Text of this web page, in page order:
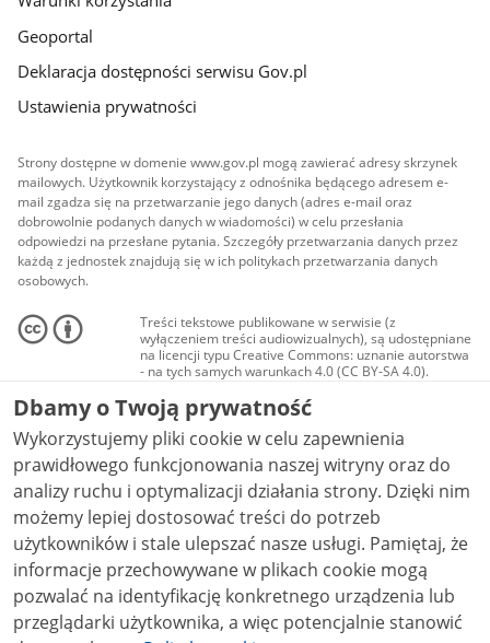
Geoportal
Deklaracja dostępności serwisu Gov.pl
Ustawienia prywatności
Strony dostępne w domenie www.gov.pl mogą zawierać adresy skrzynek
mailowych. Użytkownik korzystający z odnośnika będącego adresem e-
mail zgadza się na przetwarzanie jego danych (adres e-mail oraz
dobrowolnie podanych danych w wiadomości) w celu przesłania
odpowiedzi na przesłane pytania. Szczegóły przetwarzania danych przez
każdą z jednostek znajdują się w ich politykach przetwarzania danych
osobowych.
Treści tekstowe publikowane w serwisie (z
wyłączeniem treści audiowizualnych), są udostępniane
na licencji typu Creative Commons: uznanie autorstwa
- na tych samych warunkach 4.0 (CC BY-SA 4.0).
Materiały audiowizualne, w tym zdjęcia, materiały
audio i wideo, są udostępniane na licencji typu
Creative Commons: uznanie autorstwa użycie
niekomercyjne - bez utworów zależnych 4.0 (CC BY-
NC-ND 4.0), o ile nie jest to stwierdzone inaczej.
Dbamy o Twoją prywatność
Wykorzystujemy pliki cookie w celu zapewnienia
prawidłowego funkcjonowania naszej witryny oraz do
analizy ruchu i optymalizacji działania strony. Dzięki nim
możemy lepiej dostosować treści do potrzeb
użytkowników i stale ulepszać nasze usługi. Pamiętaj, że
informacje przechowywane w plikach cookie mogą
pozwalać na identyfikację konkretnego urządzenia lub
przeglądarki użytkownika, a więc potencjalnie stanowić